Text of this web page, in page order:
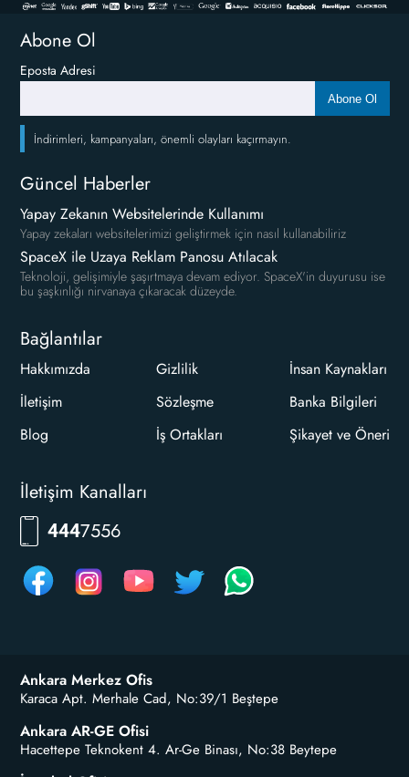
Abone Ol
Eposta Adresi
Abone Ol
İndirimleri, kampanyaları, önemli olayları kaçırmayın.
Güncel Haberler
Yapay Zekanın Websitelerinde Kullanımı
Yapay zekaları websitelerimizi geliştirmek için nasıl kullanabiliriz
SpaceX ile Uzaya Reklam Panosu Atılacak
Teknoloji, gelişimiyle şaşırtmaya devam ediyor. SpaceX'in duyurusu ise
bu şaşkınlığı nirvanaya çıkaracak düzeyde.
Bağlantılar
Hakkımızda
İletişim
Blog
Gizlilik
Sözleşme
İş Ortakları
İnsan Kaynakları
Banka Bilgileri
Şikayet ve Öneri
İletişim Kanalları
4447556
Ankara Merkez Ofis
Karaca Apt. Merhale Cad, No:39/1 Beştepe
Ankara AR-GE Ofisi
Hacettepe Teknokent 4. Ar-Ge Binası, No:38 Beytepe